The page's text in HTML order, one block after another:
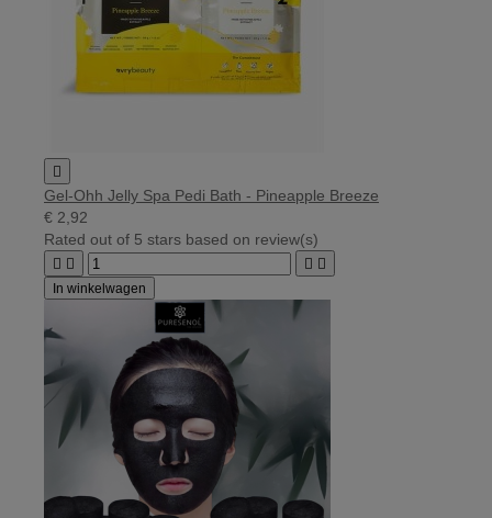

Gel-Ohh Jelly Spa Pedi Bath - Pineapple Breeze
€ 2,92
Rated out of 5 stars based on review(s)
   
In winkelwagen